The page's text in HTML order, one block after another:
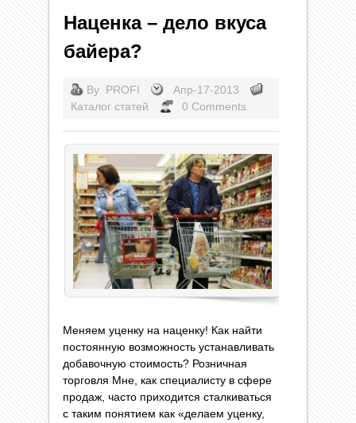
Наценка – дело вкуса
байера?
By PROFI
Апр-17-2013
Каталог статей
0 Comments.
Меняем уценку на наценку! Как найти
постоянную возможность устанавливать
добавочную стоимость? Розничная
торговля Мне, как специалисту в сфере
продаж, часто приходится сталкиваться
с таким понятием как «делаем уценку,